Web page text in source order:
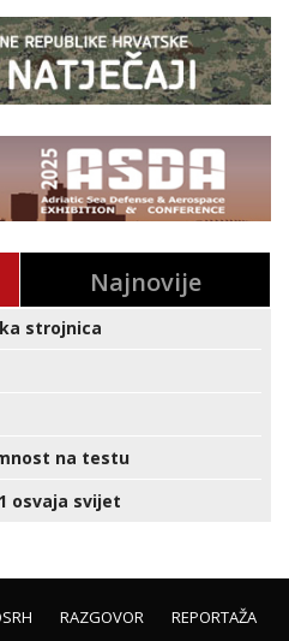
Najnovije
strojnica
na testu
osvaja svijet
RAZGOVOR
REPORTAŽA